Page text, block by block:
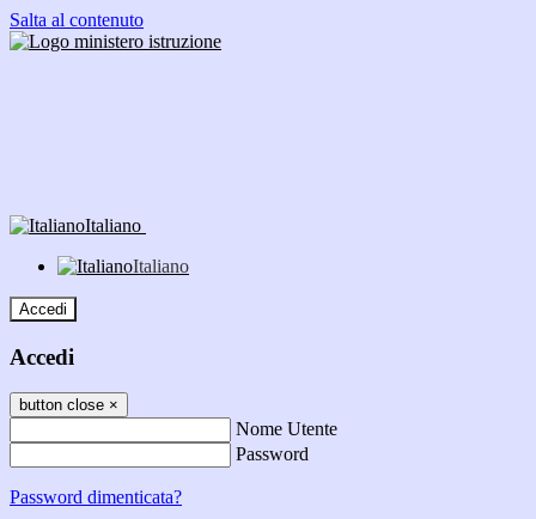
Salta al contenuto
Italiano
Italiano
Accedi
Accedi
button close ×
Nome Utente
Password
Password dimenticata?